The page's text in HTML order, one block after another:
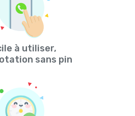
à utiliser,
sans pin